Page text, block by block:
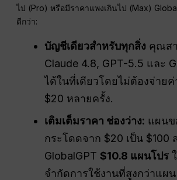
ไป (Pro) หรือมีราคาแพงเกินไป (Max)
ดีกว่า:
บัญชีเดียวสำหรับทุกสิ่ง คุณส
Claude 4.8, GPT-5.5 และ
ได้ในที่เดียวโดยไม่ต้องจ่าย
$20 หลายครั้ง.
เติมเต็มราคา ช่องว่าง: แผนข
กระโดดจาก $20 เป็น $100
GlobalGPT$10.8 แผนโปร
จำกัดการใช้งานที่สูงกว่าแผน